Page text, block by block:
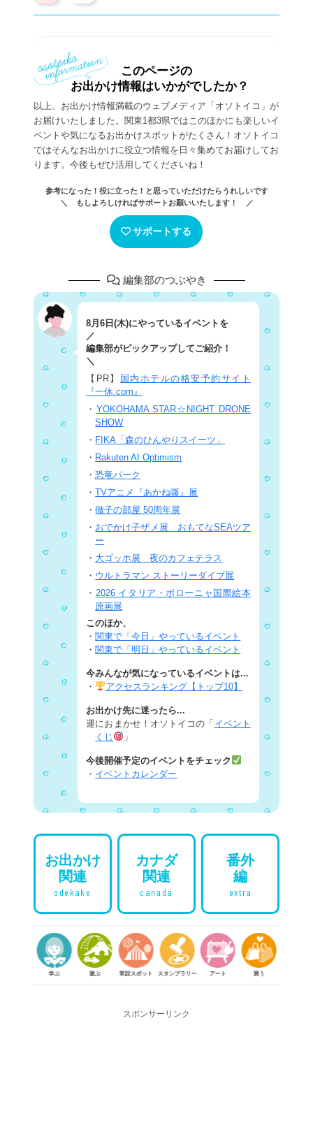
このページの
お出かけ情報はいかがでしたか？
以上、お出かけ情報満載のウェブメディア「オソトイコ」が
お届けいたしました。関東1都3県ではこのほかにも楽しいイ
ベントや気になるお出かけスポットがたくさん！オソトイコ
ではそんなお出かけに役立つ情報を日々集めてお届けしてお
ります。今後もぜひ活用してくださいね！
参考になった！役に立った！と思っていただけたらうれしいです
＼ もしよろしければサポートお願いいたします！ ／
サポートする
編集部のつぶやき
8月6日(木)にやっているイベントを
／
編集部がピックアップしてご紹介！
＼
【PR】
国内ホテルの格安予約サイト
『一休.com』
・ YOKOHAMA STAR☆NIGHT DRONE
SHOW
・ FIKA「森のひんやりスイーツ」
・ Rakuten AI Optimism
・恐竜パーク
・TVアニメ『あかね噺』展
・徹子の部屋 50周年展
・ おでかけ子ザメ展 おもてなSEAツア
ー
・ 大ゴッホ展 夜のカフェテラス
・ ウルトラマン ストーリーダイブ展
・ 2026 イタリア・ボローニャ国際絵本
原画展
このほか、
・ 関東で「今日」やっているイベント
・ 関東で「明日」やっているイベント
今みんなが気になっているイベントは...
・
アクセスランキング【トップ10】
お出かけ先に迷ったら...
運におまかせ！オソトイコの「 イベント
くじ
」
今後開催予定のイベントをチェック
・ イベントカレンダー
お出かけ
関連
odekake
カナダ
関連
canada
番外
編
extra
遊ぶ 常設スポット スタンプラリー アート 買う 体験する
スポンサーリンク